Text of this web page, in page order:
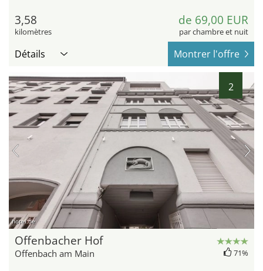
3,58
kilomètres
de 69,00 EUR
par chambre et nuit
Détails Montrer l'offre
2
hotel.de
Offenbacher Hof
Offenbach am Main 71%